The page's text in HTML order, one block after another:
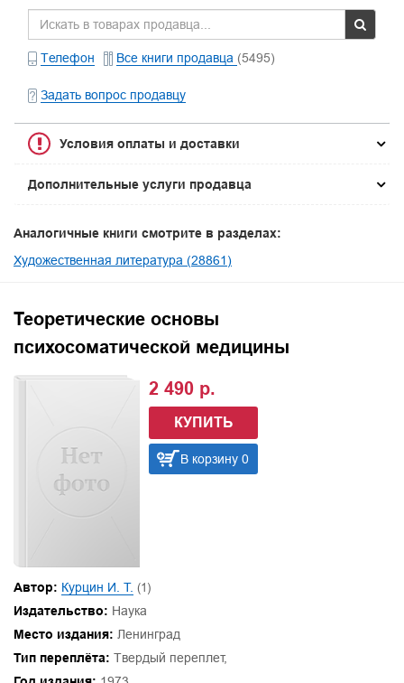
Телефон Все книги продавца (5495)
Задать вопрос продавцу
Условия оплаты и доставки
Дополнительные услуги продавца
Аналогичные книги смотрите в разделах:
Художественная литература (28861)
Теоретические основы
психосоматической медицины
2 490 р.
КУПИТЬ
В корзину 0
Автор: Курцин И. Т. (1)
Издательство: Наука
Место издания: Ленинград
Тип переплёта: Твердый переплет,